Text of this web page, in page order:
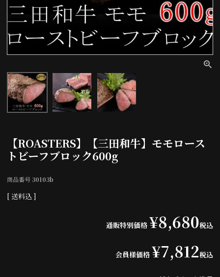
【ROASTERS】【三田和牛】モモロース
トビーフブロック600g
商品番号 30103b
送料込
通販特別価格 ¥8,680税込
会員様価格 ¥7,812税込